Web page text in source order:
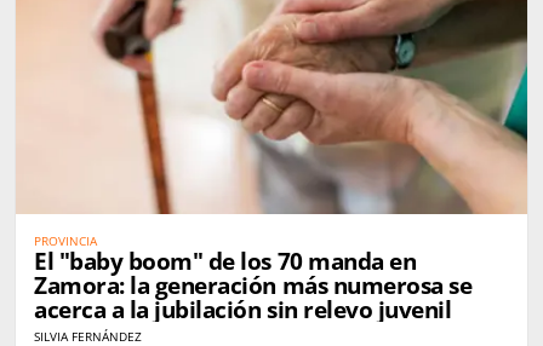
PROVINCIA
El "baby boom" de los 70 manda en
Zamora: la generación más numerosa se
acerca a la jubilación sin relevo juvenil
SILVIA FERNÁNDEZ